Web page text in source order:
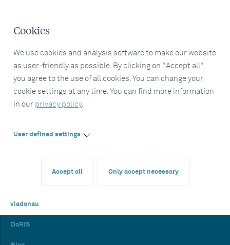
Cookies
We use cookies and analysis software to make our website
as user-friendly as possible. By clicking on "Accept all",
you agree to the use of all cookies. You can change your
cookie settings at any time. You can find more information
in our privacy policy.
User defined settings
Accept all Only accept necessary
viadonau
DoRIS